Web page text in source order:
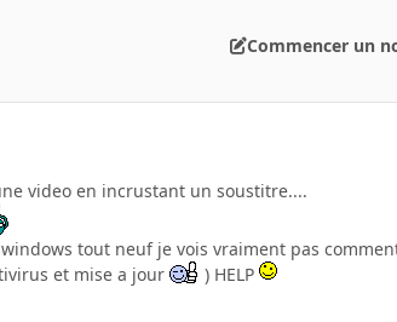
Commencer un
video en incrustant un soustitre....
tout neuf je vois vraiment pas
et mise a jour
) HELP